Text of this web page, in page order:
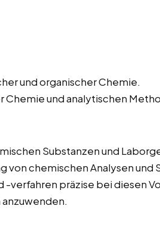
und organischer Chemie.
Chemie und analytischen
Substanzen und
von chemischen Analysen und
-verfahren präzise bei diesen